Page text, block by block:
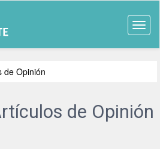
de Opinión
de Opinión